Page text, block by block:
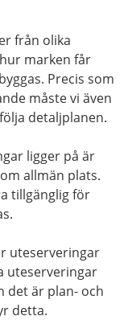
från olika
marken får
Precis som
måste vi även
detaljplanen.
ligger på är
allmän plats.
tillgänglig för
uteserveringar
uteserveringar
det är plan- och
detta.